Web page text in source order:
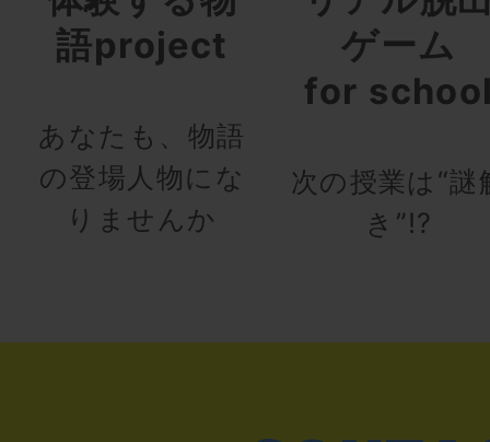
語project
あなたも、物語
の登場人物にな
りませんか
ゲーム
for
次の授業は“謎
き”!?